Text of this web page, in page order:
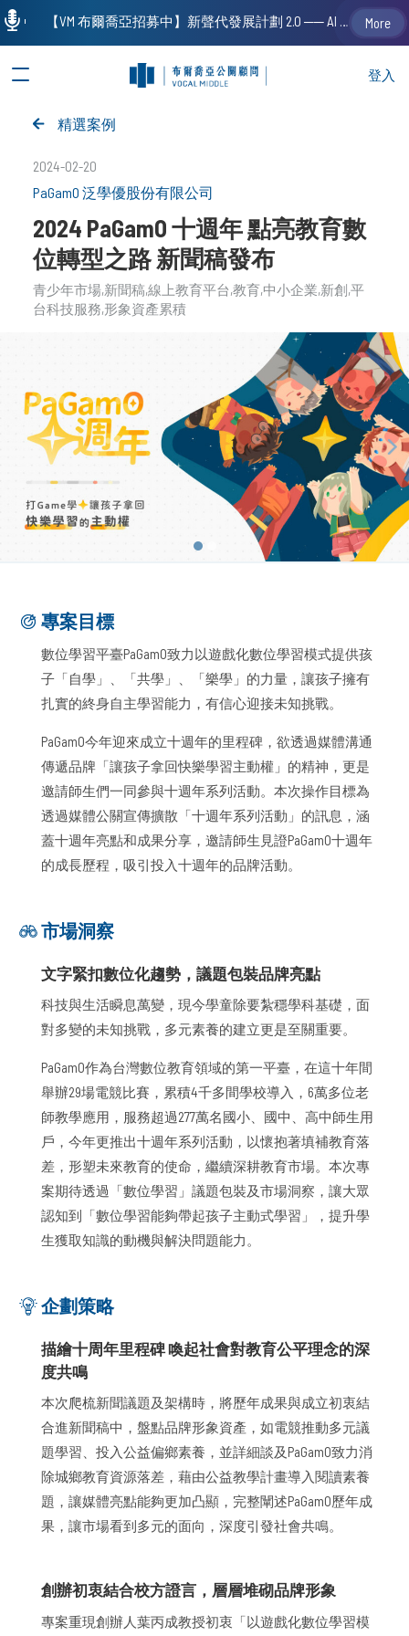
登入
精選案例
2024-02-20
PaGamO 泛學優股份有限公司
2024 PaGamO 十週年 點亮教育數
位轉型之路 新聞稿發布
青少年市場新聞稿 線上教育平台 教育 中小企業 新創 平
台科技服務 形象資產累積
專案目標
數位學習平臺PaGamO致力以遊戲化數位學習模式提供孩
子「自學」、「共學」、「樂學」的力量，讓孩子擁有
扎實的終身自主學習能力，有信心迎接未知挑戰。
PaGamO今年迎來成立十週年的里程碑，欲透過媒體溝通
傳遞品牌「讓孩子拿回快樂學習主動權」的精神，更是
邀請師生們一同參與十週年系列活動。本次操作目標為
透過媒體公關宣傳擴散「十週年系列活動」的訊息，涵
蓋十週年亮點和成果分享，邀請師生見證PaGamO十週年
的成長歷程，吸引投入十週年的品牌活動。
市場洞察
文字緊扣數位化趨勢，議題包裝品牌亮點
科技與生活瞬息萬變，現今學童除要紮穩學科基礎，面
對多變的未知挑戰，多元素養的建立更是至關重要。
PaGamO作為台灣數位教育領域的第一平臺，在這十年間
舉辦29場電競比賽，累積4千多間學校導入，6萬多位老
師教學應用，服務超過277萬名國小、國中、高中師生用
戶，今年更推出十週年系列活動，以懷抱著填補教育落
差，形塑未來教育的使命，繼續深耕教育市場。本次專
案期待透過「數位學習」議題包裝及市場洞察，讓大眾
認知到「數位學習能夠帶起孩子主動式學習」，提升學
生獲取知識的動機與解決問題能力。
企劃策略
描繪十周年里程碑喚起社會對教育公平理念的深
度共鳴
本次爬梳新聞議題及架構時，將歷年成果與成立初衷結
合進新聞稿中，盤點品牌形象資產，如電競推動多元議
題學習、投入公益偏鄉素養，並詳細談及PaGamO致力消
除城鄉教育資源落差，藉由公益教學計畫導入閱讀素養
題，讓媒體亮點能夠更加凸顯，完整闡述PaGamO歷年成
果，讓市場看到多元的面向，深度引發社會共鳴。
創辦初衷結合校方證言，層層堆砌品牌形象
專案重現創辦人葉丙成教授初衷「以遊戲化數位學習模
【VM 布爾喬亞招募中】新聲代發展計劃 2.0 ── AI PR 人才加速養成計劃（歡迎「應屆畢業生」、「一年以下相關 / 三年以下非相關經驗工作者」申請加入） More